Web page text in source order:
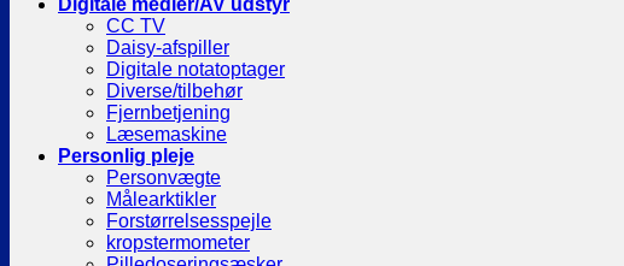
Digitale medier/AV udstyr
CC TV
Daisy-afspiller
Digitale notatoptager
Diverse/tilbehør
Fjernbetjening
Læsemaskine
Personlig pleje
Personvægte
Målearktikler
Forstørrelsesspejle
kropstermometer